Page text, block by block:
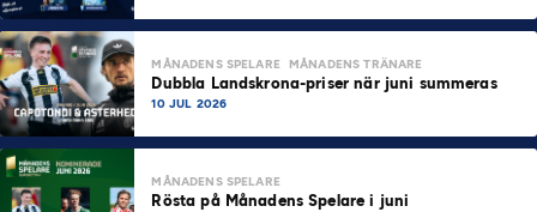
MÅNADENS SPELARE MÅNADENS TRÄNARE
Dubbla Landskrona-priser när juni summeras
10 JUL 2026
MÅNADENS SPELARE
Rösta på Månadens Spelare i juni